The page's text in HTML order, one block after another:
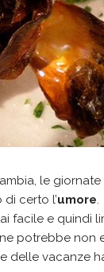
le
certo l’umore.
facile e quindi
potrebbe non
e delle vacanze